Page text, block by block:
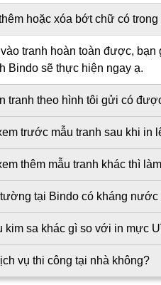
hoặc xóa bớt chữ có
tranh hoàn toàn được,
Bindo sẽ thực hiện ngay ạ.
tranh theo hình tôi gửi có
trước mẫu tranh sau khi in
thêm mẫu tranh khác thì
tại Bindo có kháng nước
kim sa khác gì so với in mực
vụ thi công tại nhà không?